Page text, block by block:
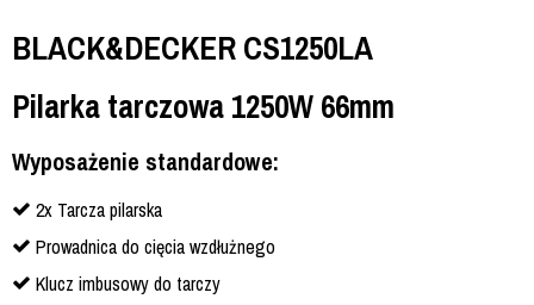
BLACK&DECKER CS1250LA
Pilarka tarczowa 1250W 66mm
Wyposażenie standardowe:
2x Tarcza pilarska
Prowadnica do cięcia wzdłużnego
Klucz imbusowy do tarczy